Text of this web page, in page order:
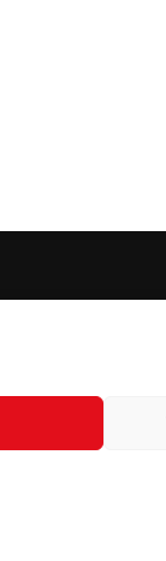
S'inscrire à la